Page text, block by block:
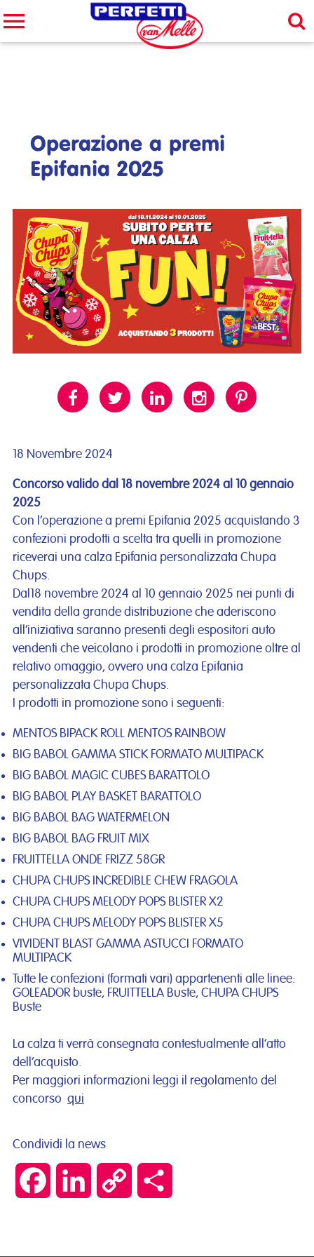
Cerca nel sito
Operazione a premi
Epifania 2025
18 Novembre 2024
Concorso valido dal 18 novembre 2024 al 10 gennaio
2025
Con l’operazione a premi Epifania 2025 acquistando 3
confezioni prodotti a scelta tra quelli in promozione
riceverai una calza Epifania personalizzata Chupa
Chups.
Dal18 novembre 2024 al 10 gennaio 2025 nei punti di
vendita della grande distribuzione che aderiscono
all’iniziativa saranno presenti degli espositori auto
vendenti che veicolano i prodotti in promozione oltre al
relativo omaggio, ovvero una calza Epifania
personalizzata Chupa Chups.
I prodotti in promozione sono i seguenti:
MENTOS BIPACK ROLL MENTOS RAINBOW
BIG BABOL GAMMA STICK FORMATO MULTIPACK
BIG BABOL MAGIC CUBES BARATTOLO
BIG BABOL PLAY BASKET BARATTOLO
BIG BABOL BAG WATERMELON
BIG BABOL BAG FRUIT MIX
FRUITTELLA ONDE FRIZZ 58GR
CHUPA CHUPS INCREDIBLE CHEW FRAGOLA
CHUPA CHUPS MELODY POPS BLISTER X2
CHUPA CHUPS MELODY POPS BLISTER X5
VIVIDENT BLAST GAMMA ASTUCCI FORMATO
MULTIPACK
Tutte le confezioni (formati vari) appartenenti alle linee:
GOLEADOR buste, FRUITTELLA Buste, CHUPA CHUPS
Buste
La calza ti verrà consegnata contestualmente all’atto
dell’acquisto.
Per maggiori informazioni leggi il regolamento del
concorso qui
Condividi la news
Facebook LinkedIn Copy